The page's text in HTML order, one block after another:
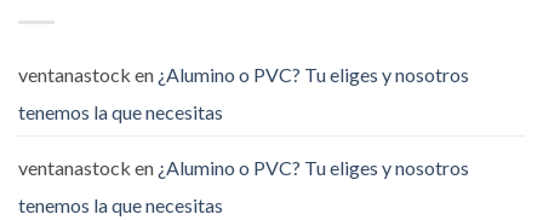
ventanastock en ¿Alumino o PVC? Tu eliges y nosotros
tenemos la que necesitas
ventanastock en ¿Alumino o PVC? Tu eliges y nosotros
tenemos la que necesitas